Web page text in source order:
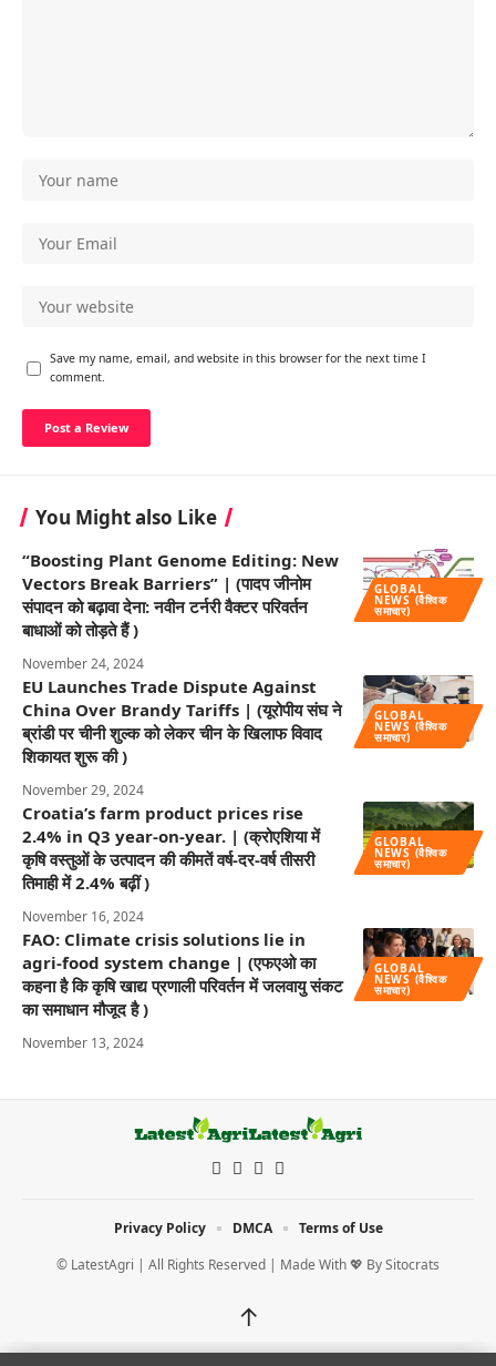
Save my name, email, and website in this browser for the next time I
comment.
You Might also Like
GLOBAL
NEWS (वैश्विक
समाचार)
“Boosting Plant Genome Editing: New
Vectors Break Barriers” | (पादप जीनोम
संपादन को बढ़ावा देना: नवीन टर्नरी वैक्टर परिवर्तन
बाधाओं को तोड़ते हैं )
November 24, 2024
GLOBAL
NEWS (वैश्विक
समाचार)
EU Launches Trade Dispute Against
China Over Brandy Tariffs | (यूरोपीय संघ ने
ब्रांडी पर चीनी शुल्क को लेकर चीन के खिलाफ विवाद
शिकायत शुरू की )
November 29, 2024
GLOBAL
NEWS (वैश्विक
समाचार)
Croatia’s farm product prices rise
2.4% in Q3 year-on-year. | (क्रोएशिया में
कृषि वस्तुओं के उत्पादन की कीमतें वर्ष-दर-वर्ष तीसरी
तिमाही में 2.4% बढ़ीं )
November 16, 2024
GLOBAL
NEWS (वैश्विक
समाचार)
FAO: Climate crisis solutions lie in
agri-food system change | (एफएओ का
कहना है कि कृषि खाद्य प्रणाली परिवर्तन में जलवायु संकट
का समाधान मौजूद है )
November 13, 2024
© LatestAgri | All Rights Reserved | Made With 💖 BySitocrats
Privacy Policy DMCA Terms of Use
↑